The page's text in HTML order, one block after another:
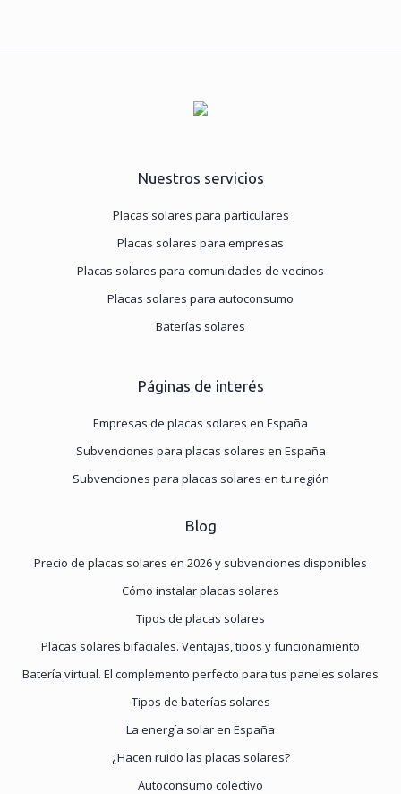
Nuestros servicios
Placas solares para particulares
Placas solares para empresas
Placas solares para comunidades de vecinos
Placas solares para autoconsumo
Baterías solares
Páginas de interés
Empresas de placas solares en España
Subvenciones para placas solares en España
Subvenciones para placas solares en tu región
Blog
Precio de placas solares en 2026 y subvenciones disponibles
Cómo instalar placas solares
Tipos de placas solares
Placas solares bifaciales. Ventajas, tipos y funcionamiento
Batería virtual. El complemento perfecto para tus paneles solares
Tipos de baterías solares
La energía solar en España
¿Hacen ruido las placas solares?
Autoconsumo colectivo